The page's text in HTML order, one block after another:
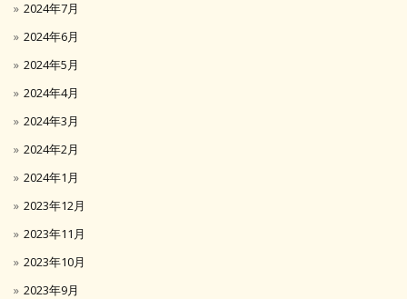
2024年7月
2024年6月
2024年5月
2024年4月
2024年3月
2024年2月
2024年1月
2023年12月
2023年11月
2023年10月
2023年9月